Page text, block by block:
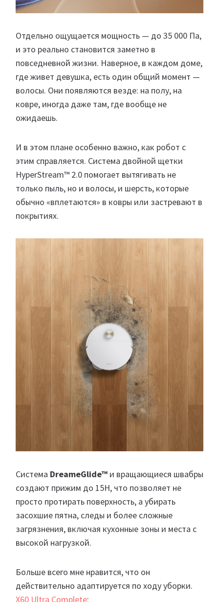
Отдельно ощущается мощность — до 35 000 Па,
и это реально становится заметно в
повседневной жизни. Наверное, в каждом доме,
где живет девушка, есть один общий момент —
волосы. Они появляются везде: на полу, на
ковре, иногда даже там, где вообще не
ожидаешь.
И в этом плане особенно важно, как робот с
этим справляется. Система двойной щетки
HyperStream™ 2.0 помогает вытягивать не
только пыль, но и волосы, и шерсть, которые
обычно «вплетаются» в ковры или застревают в
покрытиях.
Система DreameGlide™ и вращающиеся швабры
создают прижим до 15Н, что позволяет не
просто протирать поверхность, а убирать
засохшие пятна, следы и более сложные
загрязнения, включая кухонные зоны и места с
высокой нагрузкой.
Больше всего мне нравится, что он
действительно адаптируется по ходу уборки.
X60 Ultra Complete: